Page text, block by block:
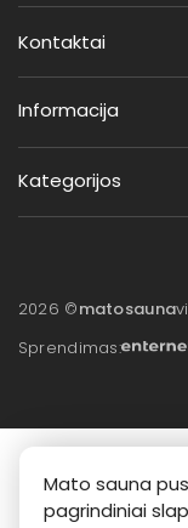
Kontaktai
Informacija
Kategorijos
2026 ©matosauna
Sprendimas:
Mato sauna
pagrindiniai